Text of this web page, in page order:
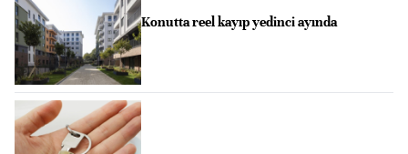
Konutta reel kayıp yedinci ayında